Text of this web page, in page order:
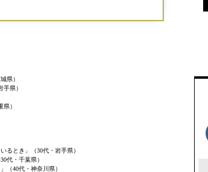
県）
県）
）
るとき」（30代・岩手県）
代・千葉県）
（40代・神奈川県）